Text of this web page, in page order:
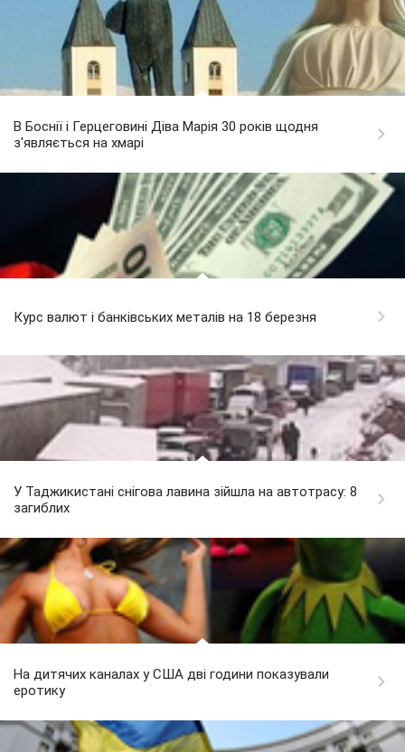
В Боснії і Герцеговині Діва Марія 30 років щодня
з'являється на хмарі
Курс валют і банківських металів на 18 березня
У Таджикистані снігова лавина зійшла на автотрасу: 8
загиблих
На дитячих каналах у США дві години показували
еротику